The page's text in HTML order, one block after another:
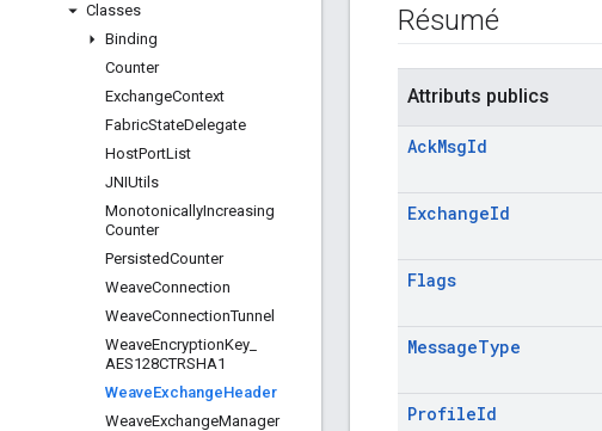
Classes
Binding
Counter
ExchangeContext
FabricStateDelegate
HostPortList
JNIUtils
MonotonicallyIncreasing
Counter
PersistedCounter
WeaveConnection
WeaveConnectionTunnel
WeaveEncryptionKey
AES128CTRSHA1
WeaveExchangeHeader
WeaveExchangeManager
Résumé
Attributs publics
AckMsgId
ExchangeId
Flags
MessageType
ProfileId